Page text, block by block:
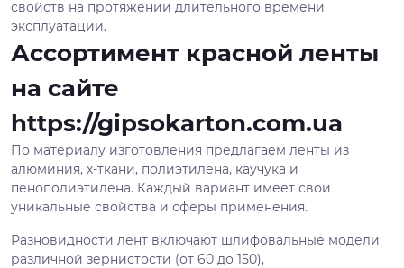
свойств на протяжении длительного времени
эксплуатации.
Ассортимент красной ленты
на сайте
https://gipsokarton.com.ua
По материалу изготовления предлагаем ленты из
алюминия, х-ткани, полиэтилена, каучука и
пенополиэтилена. Каждый вариант имеет свои
уникальные свойства и сферы применения.
Разновидности лент включают шлифовальные модели
различной зернистости (от 60 до 150),